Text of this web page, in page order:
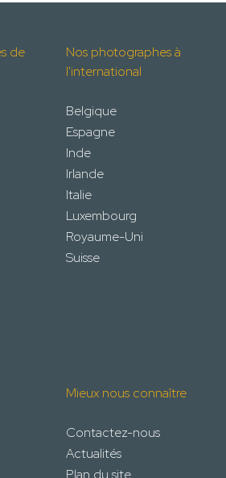
de
Nos photographes à
l'international
Belgique
Espagne
Inde
Irlande
Italie
Luxembourg
Royaume-Uni
Suisse
Mieux nous connaître
Contactez-nous
Actualités
Plan du site